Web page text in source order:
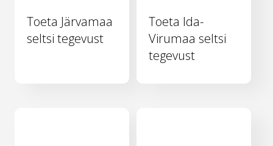
Toeta Järvamaa
seltsi tegevust
Toeta Ida-
Virumaa seltsi
tegevust